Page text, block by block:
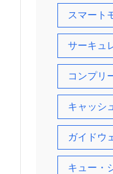
スマート
サーキュ
コンプリ
キャッシ
ガイドウ
キュー・